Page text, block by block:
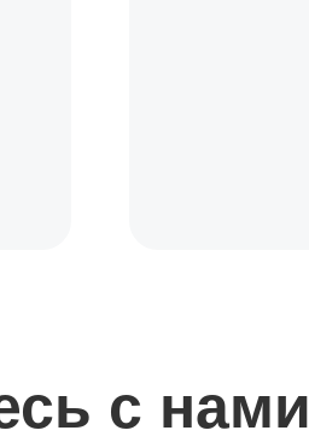
с нами